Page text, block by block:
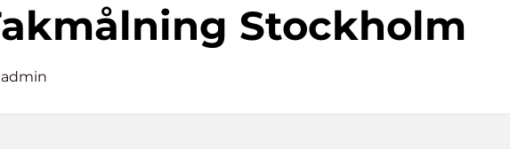
Takmålning Stockholm
admin